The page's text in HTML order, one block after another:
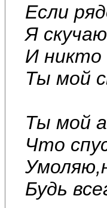
Если
Я
И никто
Ты мой
Ты мой
Что
Будь